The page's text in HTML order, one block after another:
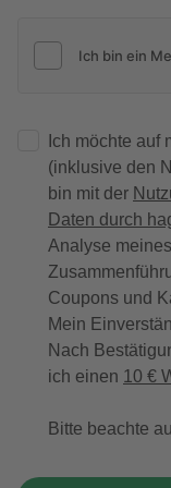
Ich möchte auf
(inklusive den
bin mit der
Daten durch
Analyse
Coupons und
Mein
Nach
ich einen 10 €
Bitte beachte